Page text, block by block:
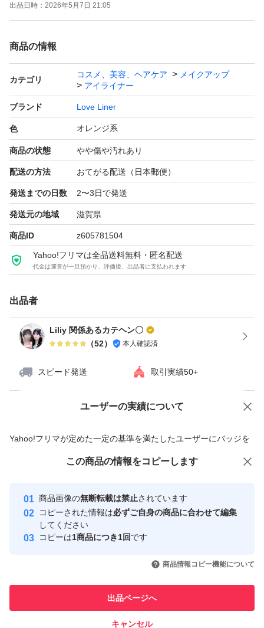
出品日時： 2026年5月7日 21:05
商品の情報
カテゴリ
コスメ、美容、ヘアケア
メイクアップ
アイライナー
ブランド Love Liner
色 オレンジ系
商品の状態 やや傷や汚れあり
配送の方法 おてがる配送（日本郵便）
発送までの日数 2〜3日で発送
発送元の地域 滋賀県
商品ID z605781504
Yahoo!フリマは全品送料無料・匿名配送
代金は運営が一旦預かり、評価後、出品者に支払われます
出品者
Liliy 関係あるカテヘン〇
（52） 本人確認済
スピード発送 取引実績50+
ユーザーの実績について
Yahoo!フリマが定めた一定の基準を満たしたユーザーにバッジを
付与しています
安心取引出品者
心・安全なユーザーです
取引実績
引を完了させた実績があります
での取引実績があります
価格の相談 商品への質問
この商品の情報をコピーします
商品画像の無断転載は禁止されています
コピーされた情報は必ずご自身の商品に合わせて編集
してください
コピーは1商品につき1回です
商品情報コピー機能について
出品ページへ
キャンセル
この商品をみている人にオススメ